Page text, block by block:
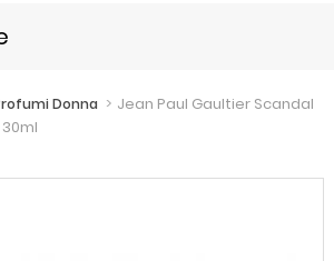
Donna > Jean Paul Gaultier Scandal